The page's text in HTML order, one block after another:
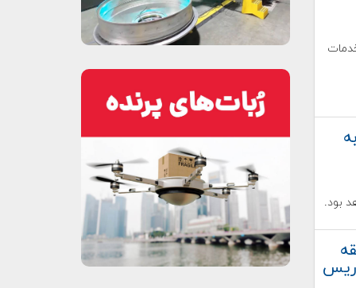
بود.
۲۰ دقیقه